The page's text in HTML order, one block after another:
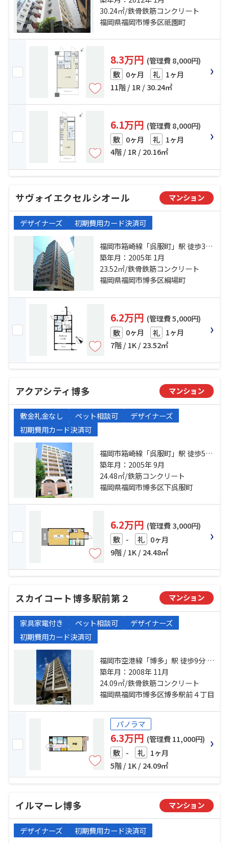
市空港線「博多」駅 徒歩10分
30.24㎡/鉄骨鉄筋コンクリート
福岡県福岡市博多区祇園町
8.3万円 (管理費 8,000円)
敷 0ヶ月 礼 1ヶ月
11階 / 1R / 30.24㎡
6.1万円 (管理費 8,000円)
敷 0ヶ月 礼 1ヶ月
4階 / 1R / 20.16㎡
サヴォイエクセルシオール マンション
デザイナーズ 初期費用カード決済可
福岡市箱崎線「呉服町」駅 徒歩3分
福岡市空港線「中洲川端」駅 徒歩5
分 福岡市空港線「祇園」駅 徒歩10
分
築年月：2005年 1月
23.52㎡/鉄骨鉄筋コンクリート
福岡県福岡市博多区綱場町
6.2万円 (管理費 5,000円)
敷 0ヶ月 礼 1ヶ月
7階 / 1K / 23.52㎡
アクアシティ博多 マンション
敷金礼金なし ペット相談可
デザイナーズ
初期費用カード決済可
福岡市箱崎線「呉服町」駅 徒歩5分
福岡市箱崎線「千代県庁口」駅 徒
歩9分 福岡市空港線「中洲川端」
駅 徒歩13分
築年月：2005年 9月
24.48㎡/鉄筋コンクリート
福岡県福岡市博多区下呉服町
6.2万円 (管理費 3,000円)
敷 - 礼 0ヶ月
9階 / 1K / 24.48㎡
スカイコート博多駅前第２ マンション
家具家電付き ペット相談可
デザイナーズ
初期費用カード決済可
福岡市空港線「博多」駅 徒歩9分 鹿
児島本線「博多」駅 徒歩9分 福岡市
七隈線「櫛田神社前」駅 徒歩17分
築年月：2008年 11月
24.09㎡/鉄骨鉄筋コンクリート
福岡県福岡市博多区博多駅前４丁目
パノラマ
6.3万円 (管理費 11,000円)
敷 - 礼 1ヶ月
5階 / 1K / 24.09㎡
イルマーレ博多 マンション
デザイナーズ 初期費用カード決済可